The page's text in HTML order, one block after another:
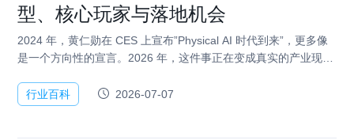
型、核心玩家与落地机会
2024 年，黄仁勋在 CES 上宣布”Physical AI 时代到来”，更多像
是一个方向性的宣言。2026 年，这件事正在变成真实的产业现
行业百科
2026-07-07